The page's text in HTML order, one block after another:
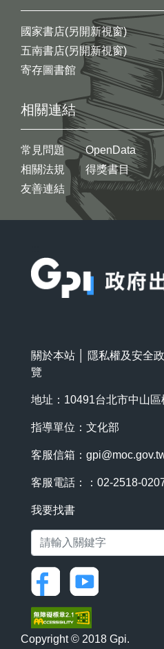
國家書店(另開新視窗)
五南書店(另開新視窗)
寄存圖書館
相關連結
常見問題
相關法規
友善連結
OpenData
得獎書目
關於本站 隱私權及安全
覽
地址：10491台北市中山
指導單位：文化部
客服信箱：
客服電話：：02-2518-
我要找書
Copyright © 2018 Gpi.